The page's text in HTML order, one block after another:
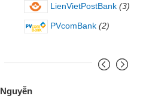
LienVietPostBank (3)
PVcomBank (2)